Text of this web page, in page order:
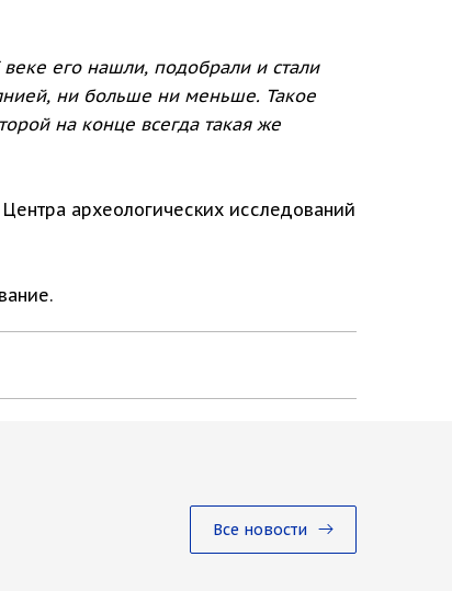
его нашли, подобрали и стали
ни больше ни меньше. Такое
на конце всегда такая же
археологических исследований
Все новости